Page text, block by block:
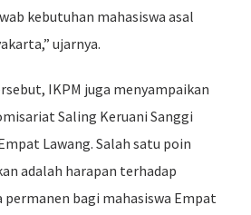
kebutuhan mahasiswa asal
ujarnya.
IKPM juga menyampaikan
Saling Keruani Sanggi
Lawang. Salah satu poin
adalah harapan terhadap
permanen bagi mahasiswa Empat